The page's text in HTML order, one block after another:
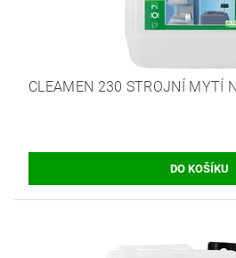
CLEAMEN 230 STROJNÍ MYTÍ